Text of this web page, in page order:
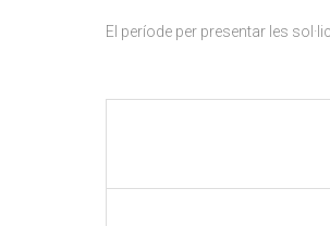
El període per presentar les